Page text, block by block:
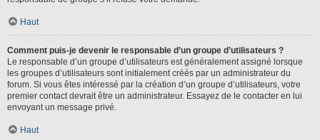
Haut
Comment puis-je devenir le responsable d’un groupe d’utilisateurs ?
Le responsable d’un groupe d’utilisateurs est généralement assigné lorsque
les groupes d’utilisateurs sont initialement créés par un administrateur du
forum. Si vous êtes intéressé par la création d’un groupe d’utilisateurs, votre
premier contact devrait être un administrateur. Essayez de le contacter en lui
envoyant un message privé.
Haut